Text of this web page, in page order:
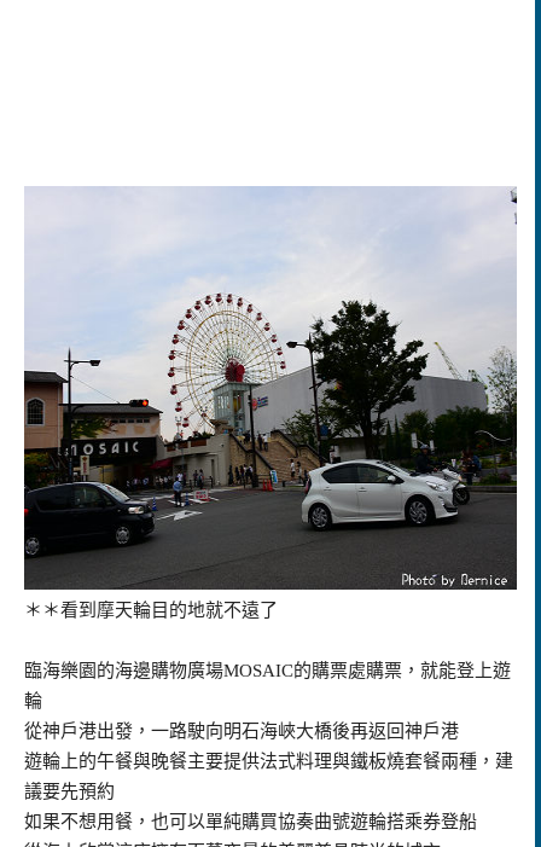
＊＊看到摩天輪目的地就不遠了
臨海樂園的海邊購物廣場MOSAIC的購票處購票，就能登上遊
輪
從神戶港出發，一路駛向明石海峽大橋後再返回神戶港
遊輪上的午餐與晚餐主要提供法式料理與鐵板燒套餐兩種，建
議要先預約
如果不想用餐，也可以單純購買協奏曲號遊輪搭乘券登船